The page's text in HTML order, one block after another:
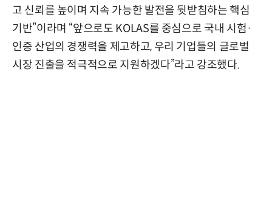
고 신뢰를 높이며 지속 가능한 발전을 뒷받침하는 핵심
기반”이라며 “앞으로도 KOLAS를 중심으로 국내 시험·
인증 산업의 경쟁력을 제고하고, 우리 기업들의 글로벌
시장 진출을 적극적으로 지원하겠다”라고 강조했다.